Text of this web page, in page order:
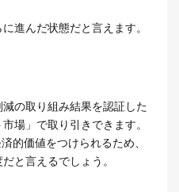
進んだ状態だと言えます。
の取り組み結果を認証した
場」で取り引きできます。
的価値をつけられるため、
と言えるでしょう。